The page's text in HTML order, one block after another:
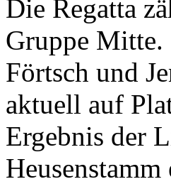
Die Regatta
Gruppe Mitte.
Förtsch und
aktuell auf
Ergebnis der
Heusenstamm